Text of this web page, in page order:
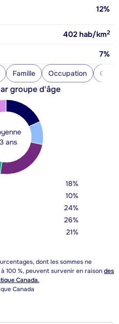
12%
402 hab/km2
7%
Famille Occupation
groupe d'âge
ans
18%
10%
24%
26%
21%
dont les sommes ne
100 %, peuvent survenir en raisondes
Canada.
Canada